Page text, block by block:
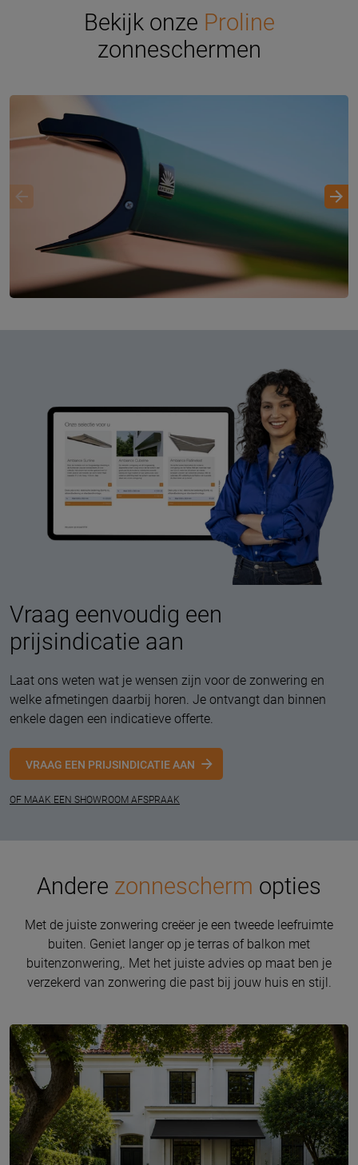
Bekijk onze Proline
zonneschermen
Vraag eenvoudig een
prijsindicatie aan
Laat ons weten wat je wensen zijn voor de zonwering en
welke afmetingen daarbij horen. Je ontvangt dan binnen
enkele dagen een indicatieve offerte.
VRAAG EEN PRIJSINDICATIE AAN
OF MAAK EEN SHOWROOM AFSPRAAK
Andere zonnescherm opties
Met de juiste zonwering creëer je een tweede leefruimte
buiten. Geniet langer op je terras of balkon met
buitenzonwering,. Met het juiste advies op maat ben je
verzekerd van zonwering die past bij jouw huis en stijl.